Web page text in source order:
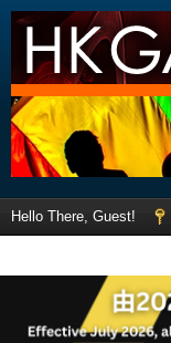
Hello There, Guest!